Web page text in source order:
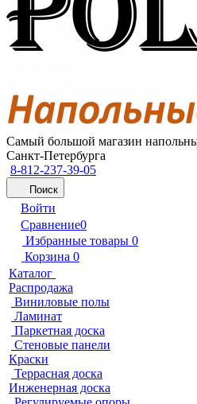
Самый большой магазин
Санкт-Петербурга
8-812-237-39-05
Поиск
Войти
Сравнение0
Избранные товары 0
Корзина 0
Каталог
Распродажа
Виниловые полы
Ламинат
Паркетная доска
Стеновые панели
Краски
Террасная доска
Инженерная доска